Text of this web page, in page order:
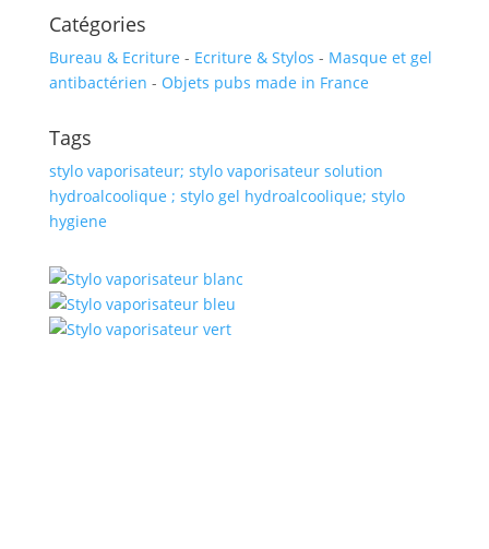
Catégories
Bureau & Ecriture - Ecriture & Stylos - Masque et gel
antibactérien - Objets pubs made in France
Tags
stylo vaporisateur; stylo vaporisateur solution
hydroalcoolique ; stylo gel hydroalcoolique; stylo
hygiene